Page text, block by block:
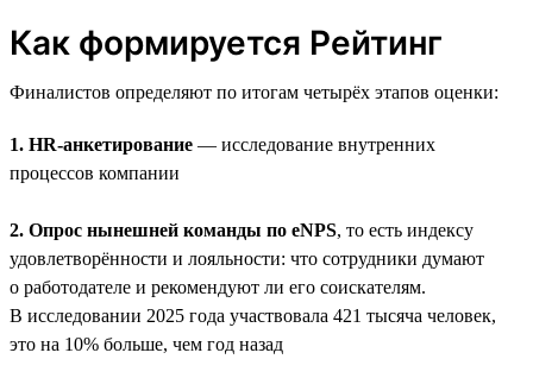
Как формируется Рейтинг
Финалистов определяют по итогам четырёх этапов оценки:
1. HR-анкетирование — исследование внутренних
процессов компании
2. Опрос нынешней команды по eNPS, то есть индексу
удовлетворённости и лояльности: что сотрудники думают
о работодателе и рекомендуют ли его соискателям.
В исследовании 2025 года участвовала 421 тысяча человек,
это на 10% больше, чем год назад